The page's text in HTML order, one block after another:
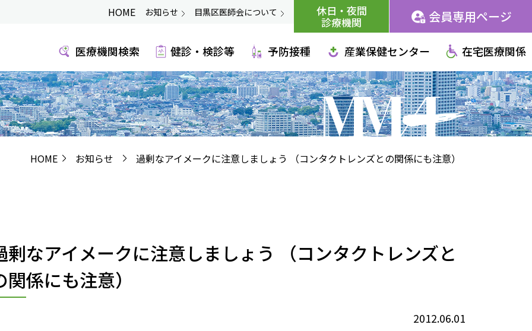
HOME お知らせ 目黒区医師会について
休日・夜間
診療機関
会員専用ページ
医療機関検索 健診・検診等 予防接種 産業保健センター 在宅医療関係
HOME お知らせ 過剰なアイメークに注意しましょう （コンタクトレンズとの関係にも注意）
剰なアイメークに注意しましょう （コンタクトレンズと
関係にも注意）
2012.06.01